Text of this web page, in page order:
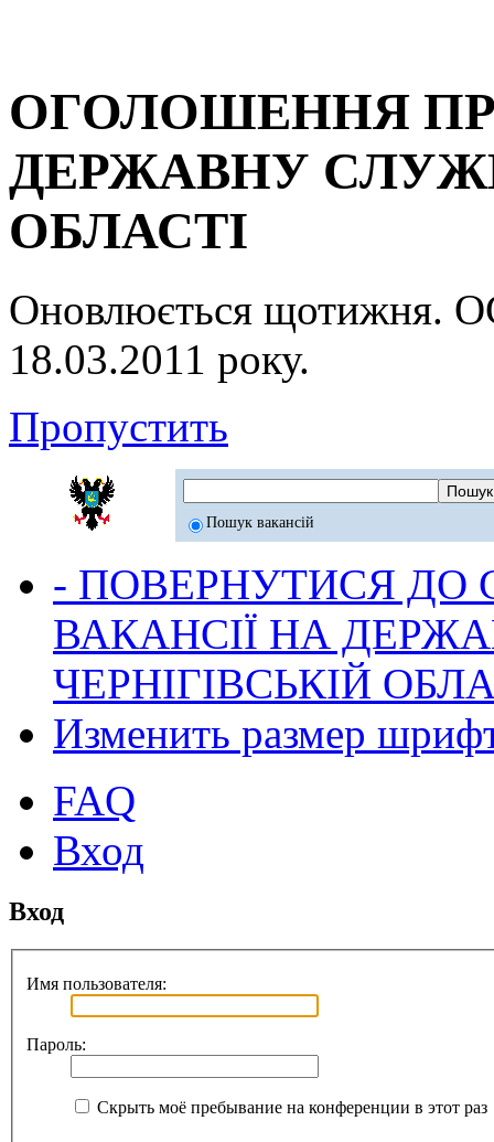
ОГОЛОШЕННЯ
ДЕРЖАВНУ
ОБЛАСТІ
Оновлюється
18.03.2011 року.
Пропустить
Пошук вакансій
- ПОВЕРНУТИСЯ ДО
ВАКАНСІЇ НА
ЧЕРНІГІВСЬКІЙ
Изменить размер
FAQ
Вход
Вход
Имя пользователя:
Пароль:
Скрыть моё пребывание на конференции в этот раз